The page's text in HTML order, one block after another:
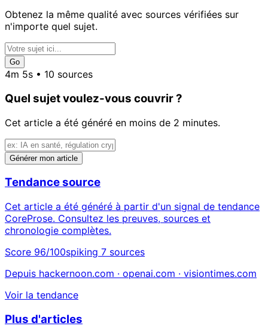
Obtenez la même qualité avec sources vérifiées sur
n'importe quel sujet.
Go
4m 5s • 10 sources
Quel sujet voulez-vous couvrir ?
Cet article a été généré en moins de 2 minutes.
Générer mon article
Tendance source
Cet article a été généré à partir d'un signal de tendance
CoreProse. Consultez les preuves, sources et
chronologie complètes.
Score 96/100spiking 7 sources
Depuis hackernoon.com · openai.com · visiontimes.com
Voir la tendance
Plus d'articles